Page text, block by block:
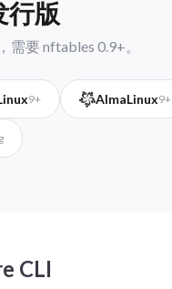
行版
需要 nftables 0.9+。
9+ AlmaLinux9+
CLI